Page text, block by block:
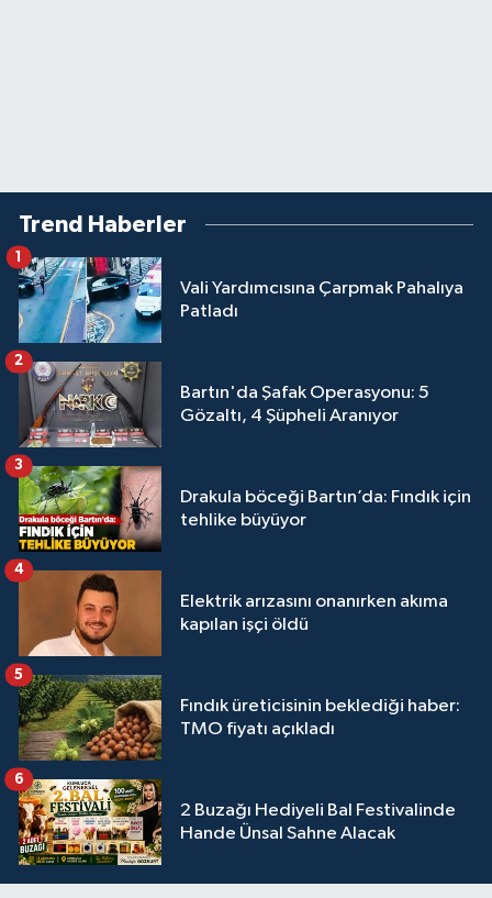
Trend Haberler
Vali Yardımcısına Çarpmak Pahalıya
Patladı
1
Bartın'da Şafak Operasyonu: 5
Gözaltı, 4 Şüpheli Aranıyor
2
Drakula böceği Bartın’da: Fındık için
tehlike büyüyor
3
Elektrik arızasını onanırken akıma
kapılan işçi öldü
4
Fındık üreticisinin beklediği haber:
TMO fiyatı açıkladı
5
2 Buzağı Hediyeli Bal Festivalinde
Hande Ünsal Sahne Alacak
6